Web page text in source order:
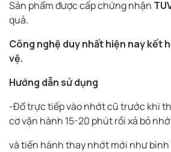
Sản phẩm được cấp chứng nhận
quả.
Công nghệ duy nhất hiện naykết
vệ.
Hướng dẫn sử dụng
-Đổ trực tiếp vào nhớt cũ trước khi
cơ vận hành 15-20 phút rồi xả bỏ
và tiến hành thay nhớt mới như